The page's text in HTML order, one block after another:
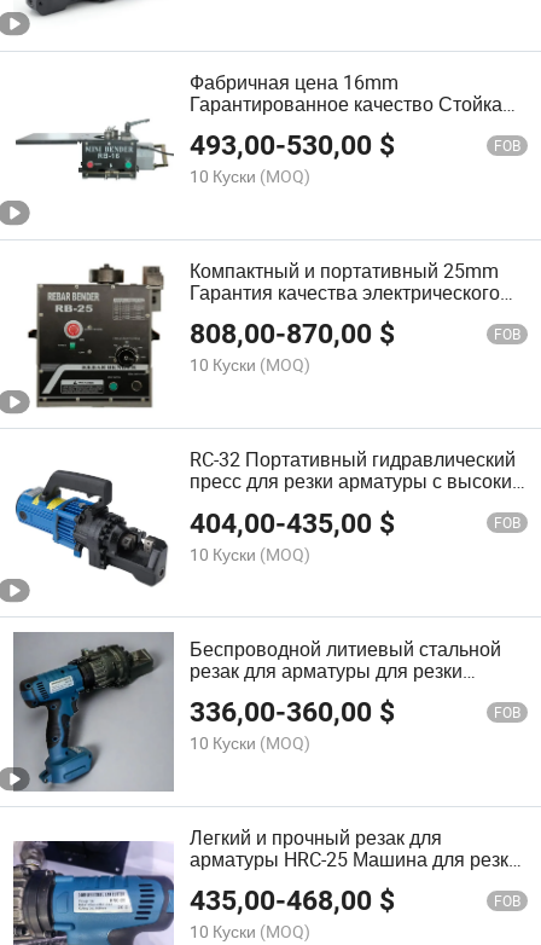
Фабричная цена 16mm
Гарантированное качество Стойка
для кондиционера Стальной мини-
гибочный станок для арматуры Rb-16
493,00-530,00 $ FOB
10 Куски (MOQ)
Компактный и портативный 25mm
Гарантия качества электрического
стального бендерa Rb-25
808,00-870,00 $ FOB
10 Куски (MOQ)
RC-32 Портативный гидравлический
пресс для резки арматуры с высоким
404,00-435,00 $ FOB
10 Куски (MOQ)
Беспроводной литиевый стальной
резак для арматуры для резки
арматуры на месте HRC-20
336,00-360,00 $ FOB
10 Куски (MOQ)
Легкий и прочный резак для
арматуры HRC-25 Машина для резки
стали (литий-ионный аккумулятор)
435,00-468,00 $ FOB
10 Куски (MOQ)